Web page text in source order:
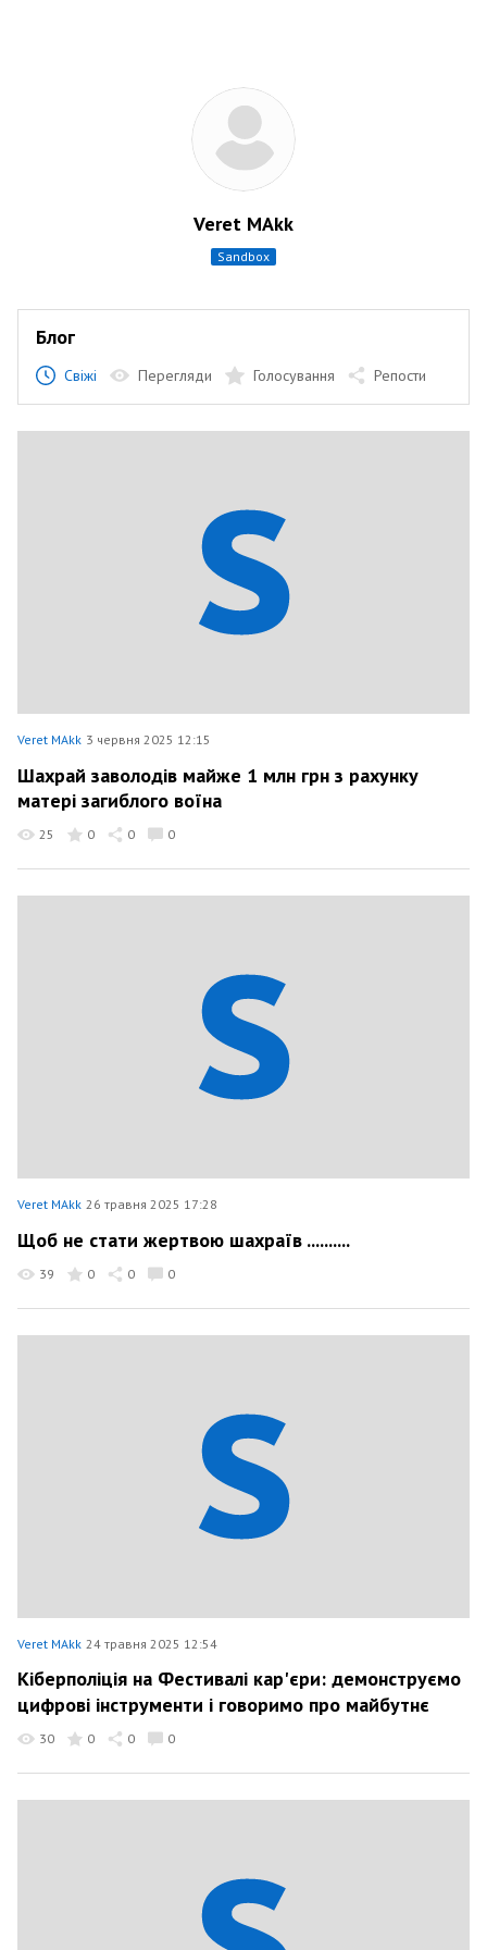
Veret MAkk
sandbox
Блог
Свіжі Перегляди Голосування Репости
Veret MAkk 3 червня 2025 12:15
Шахрай заволодів майже 1 млн грн з рахунку
матері загиблого воїна
25 0 0 0
Veret MAkk 26 травня 2025 17:28
Щоб не стати жертвою шахраїв ..........
39 0 0 0
Veret MAkk 24 травня 2025 12:54
Кіберполіція на Фестивалі кар'єри: демонструємо
цифрові інструменти і говоримо про майбутнє
30 0 0 0